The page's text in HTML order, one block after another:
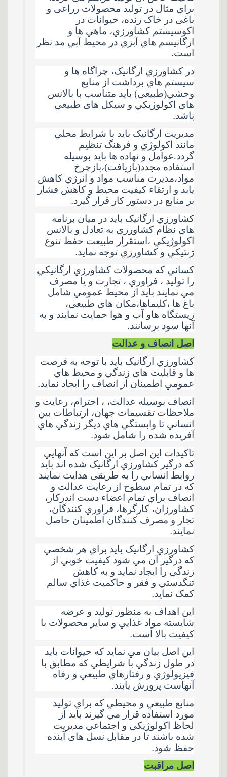
براي مثال در توليد محصولات زراعی و
باغی در خاک زنده، حيوانات در
اکوسيستم کشاورزي، ماهي ها و
ارگانيسم هاي آبزي در محيط آبي مد نظر
است.
در کشاورزي ارگانيک، چراگاه ها و
سيستم هاي برداشت از منابع
وحشي(طبيعي) باید متناسب با بالانس
هاي اکولوژيکي و سيکل های طبيعي
باشد.
مديريت ارگانيک باید با شرايط محلي
مانند اکولوژي و فرهنگ تنظيم
گردد.عوامل و نهاده ها باید بوسيله
استفاده مجدد(بازيافت)،بازچرخ
مواد،مديرت مناسب مواد و انرژي کاهش
يابد و ارتقاء کيفيت محيط و کاهش فشار
بر منابع در دستور کار قرار گيرد.
کشاورزي ارگانيک باید در ميان برنامه
هاي نظام کشاورزي به تعادل و بالانس
اکولوژيکي ،استقرار طبيعت حفظ تنوع
ژنتيکي و کشاورزي توجه نمايد.
کساني که محصولات کشاورزي ارگانيکي
را توليد ، فراوري ، تجارت و يا مصرف
مي نمايند باید از محيط عمومي شامل
باغ ها ،کليماها،مکان هاي طبيعي،
زيستگاه هاو آب و هوا حمايت نمايند و به
آنها سود برسانند.
اصل انصاف و عدالت
کشاورزي ارگانيک بايد با توجه به فرصت
ها و قابليت هاي زندگي و محيط هاي
عمومي اطمينان از انصاف را ايجاد نمايد.
انصاف بوسيله عدالت، ، احترام، رعايت و
ملاحظات تقسيمات جهان، ارتباطات بين
انساني تا وابستگي هاي ديگر زندگي هاي
آفريده شده را شامل شود.
تاکيدات اين اصل بر اين است که آنهايي
که درگير کشاورزي ارگانيک شده اند باید
روابط انساني را به طريقي هدايت نمايند
که در تمام سطوح از رعايت عدالت و
انصاف براي تمام اعضاء دست اندرکار،
کشاورزان، کارگرها، فراوري کنندگان،
تجار و مصرف کنندگان اطمينان حاصل
نمايند.
کشاورزي ارگانيک باید براي هر شخصي
که درگير آن مي شود کيفيت خوبي از
زندگي را ايجاد نمايد و به کاهش
تنگدستي و فقر و حاکميت غذاي سالم
کمک نمايد.
اين اهداف به منظور توليد و عرضه
شايسته مواد غذايي و ساير محصولات با
کيفيت بالا است.
اين اصل بيان مي نمايد که حيوانات بايد
در طول زندگي با شرايطي که مطابق با
فيزيولوژي و رفتارهاي طبيعي و رفاه
آنهاست پرورش يابند.
منابع طبيعي و محيطي که براي توليد
مورد استفاده قرار مي گيرند باید از
لحاظ اکولوژيکي و اجتماعي مديريت
شده باشند تا در مقابل نسل های آينده
حفظ شود.
اصل مراقبت